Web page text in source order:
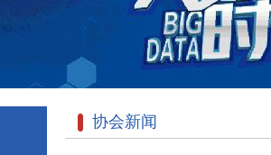
协会新闻